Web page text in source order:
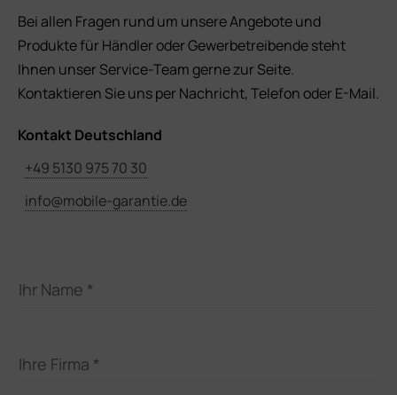
Bei allen Fragen rund um unsere Angebote und
Produkte für Händler oder Gewerbetreibende steht
Ihnen unser Service-Team gerne zur Seite.
Kontaktieren Sie uns per Nachricht, Telefon oder E-Mail.
Kontakt Deutschland
+49 5130 975 70 30
info@mobile-garantie.de